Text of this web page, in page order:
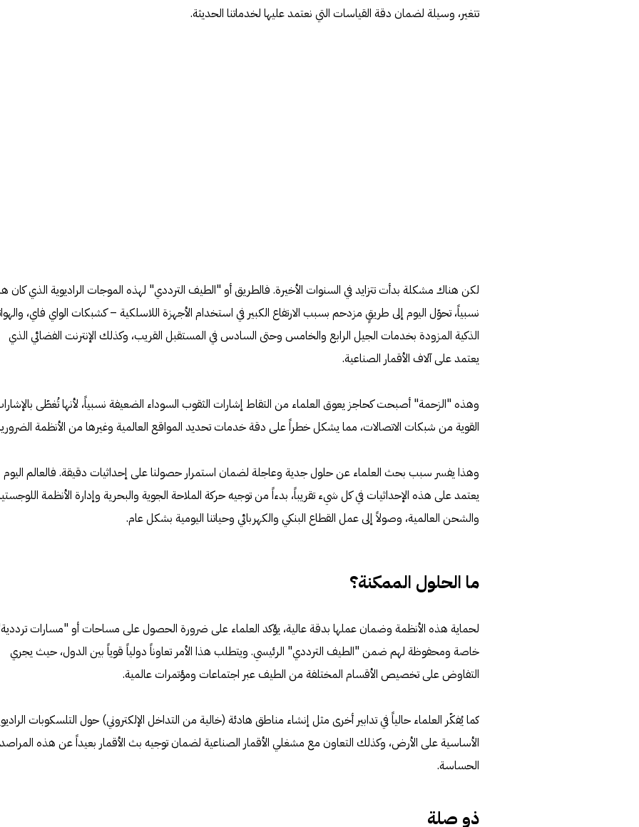
تتغير، وسيلة لضمان دقة القياسات التي نعتمد عليها لخدماتنا الحديثة.
لكن هناك مشكلة بدأت تتزايد في السنوات الأخيرة. فالطريق أو "الطيف الترددي" لهذه الموجات الراديوية الذي كان
نسبياً، تحوّل اليوم إلى طريقٍ مزدحم بسبب الارتفاع الكبير في استخدام الأجهزة اللاسلكية – كشبكات الواي فاي،
الذكية المزودة بخدمات الجيل الرابع والخامس وحتى السادس في المستقبل القريب، وكذلك الإنترنت الفضائي الذي
يعتمد على آلاف الأقمار الصناعية.
وهذه "الزحمة" أصبحت كحاجز يعوق العلماء من التقاط إشارات الثقوب السوداء الضعيفة نسبياً، لأنها تُغطّى
القوية من شبكات الاتصالات، مما يشكل خطراً على دقة خدمات تحديد المواقع العالمية وغيرها من الأنظمة
وهذا يفسر سبب بحث العلماء عن حلول جدية وعاجلة لضمان استمرار حصولنا على إحداثيات دقيقة. فالعالم اليوم
يعتمد على هذه الإحداثيات في كل شيء تقريباً، بدءاً من توجيه حركة الملاحة الجوية والبحرية وإدارة الأنظمة
والشحن العالمية، وصولاً إلى عمل القطاع البنكي والكهربائي وحياتنا اليومية بشكل عام.
ما الحلول الممكنة؟
لحماية هذه الأنظمة وضمان عملها بدقة عالية، يؤكد العلماء على ضرورة الحصول على مساحات أو "مسارات
خاصة ومحفوظة لهم ضمن "الطيف الترددي" الرئيسي. ويتطلب هذا الأمر تعاوناً دولياً قوياً بين الدول، حيث يجري
التفاوض على تخصيص الأقسام المختلفة من الطيف عبر اجتماعات ومؤتمرات عالمية.
كما يُفكّر العلماء حالياً في تدابير أخرى مثل إنشاء مناطق هادئة (خالية من التداخل الإلكتروني) حول التلسكوبات
الأساسية على الأرض، وكذلك التعاون مع مشغلي الأقمار الصناعية لضمان توجيه بث الأقمار بعيداً عن هذه المراصد
الحساسة.
ذو صلة